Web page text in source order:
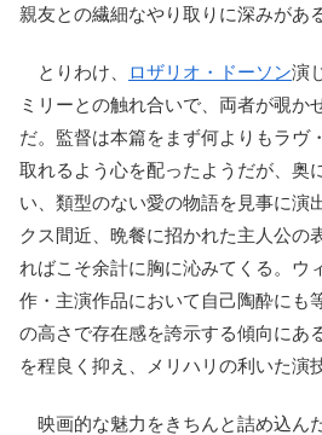
親友との繊細なやり取りに深みがある
とりわけ、 ロザリオ・ドーソン演
ミリーとの触れ合いで、両者が覗か
だ。監督は本篇をまず何よりもラヴ
取れるよう心を配ったようだが、奥
い、類型のない愛の物語を見事に演
クス間近、晩餐に招かれた主人公の
ればこそ余計に胸に沁みてくる。ウ
作・主演作品において自己陶酔にも
の高さで存在感を誇示する傾向にあ
を程良く抑え、メリハリの利いた演
映画的な魅力をきちんと詰め込ん